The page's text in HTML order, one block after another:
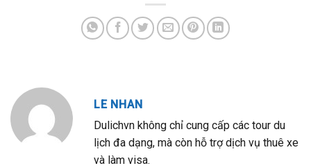
LE NHAN
Dulichvn không chỉ cung cấp các tour du
lịch đa dạng, mà còn hỗ trợ dịch vụ thuê xe
và làm visa.